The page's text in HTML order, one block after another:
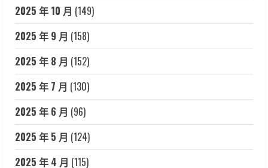
2025 年 10 月 (149)
2025 年 9 月 (158)
2025 年 8 月 (152)
2025 年 7 月 (130)
2025 年 6 月 (96)
2025 年 5 月 (124)
2025 年 4 月 (115)